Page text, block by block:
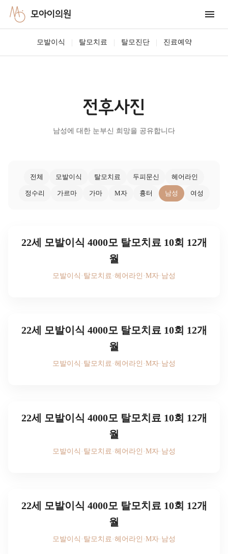
모아이의원
모발이식 | 탈모치료 | 탈모진단 | 진료예약
전후사진
남성에 대한 눈부신 희망을 공유합니다
전체 모발이식 탈모치료 두피문신 헤어라인
정수리 가르마 가마 M자 흉터 남성 여성
22세 모발이식 4000모 탈모치료 10회 12개
월
모발이식 · 탈모치료 ·헤어라인 ·M자· 남성
22세 모발이식 4000모 탈모치료 10회 12개
월
모발이식 · 탈모치료 ·헤어라인 ·M자· 남성
22세 모발이식 4000모 탈모치료 10회 12개
월
모발이식 · 탈모치료 ·헤어라인 ·M자· 남성
22세 모발이식 4000모 탈모치료 10회 12개
월
모발이식 · 탈모치료 ·헤어라인 ·M자· 남성